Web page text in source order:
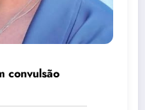
convulsão